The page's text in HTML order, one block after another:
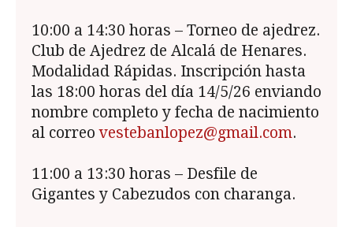
10:00 a 14:30 horas – Torneo de ajedrez.
Club de Ajedrez de Alcalá de Henares.
Modalidad Rápidas. Inscripción hasta
las 18:00 horas del día 14/5/26 enviando
nombre completo y fecha de nacimiento
al correovestebanlopez@gmail.com.
11:00 a 13:30 horas – Desfile de
Gigantes y Cabezudos con charanga.